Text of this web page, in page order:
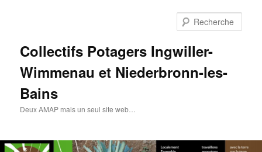
Collectifs Potagers Ingwiller-
Wimmenau et Niederbronn-les-
Bains
Deux AMAP mais un seul site web…